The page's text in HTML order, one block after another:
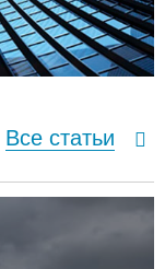
Все статьи